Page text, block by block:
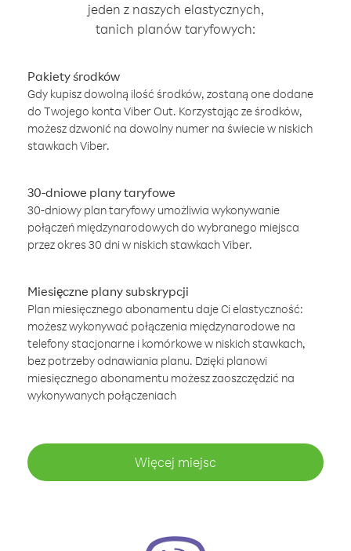
jeden z naszych elastycznych,
tanich planów taryfowych:
Pakiety środków
Gdy kupisz dowolną ilość środków, zostaną one dodane
do Twojego konta Viber Out. Korzystając ze środków,
możesz dzwonić na dowolny numer na świecie w niskich
stawkach Viber.
30-dniowe plany taryfowe
30-dniowy plan taryfowy umożliwia wykonywanie
połączeń międzynarodowych do wybranego miejsca
przez okres 30 dni w niskich stawkach Viber.
Miesięczne plany subskrypcji
Plan miesięcznego abonamentu daje Ci elastyczność:
możesz wykonywać połączenia międzynarodowe na
telefony stacjonarne i komórkowe w niskich stawkach,
bez potrzeby odnawiania planu. Dzięki planowi
miesięcznego abonamentu możesz zaoszczędzić na
wykonywanych połączeniach
Więcej miejsc